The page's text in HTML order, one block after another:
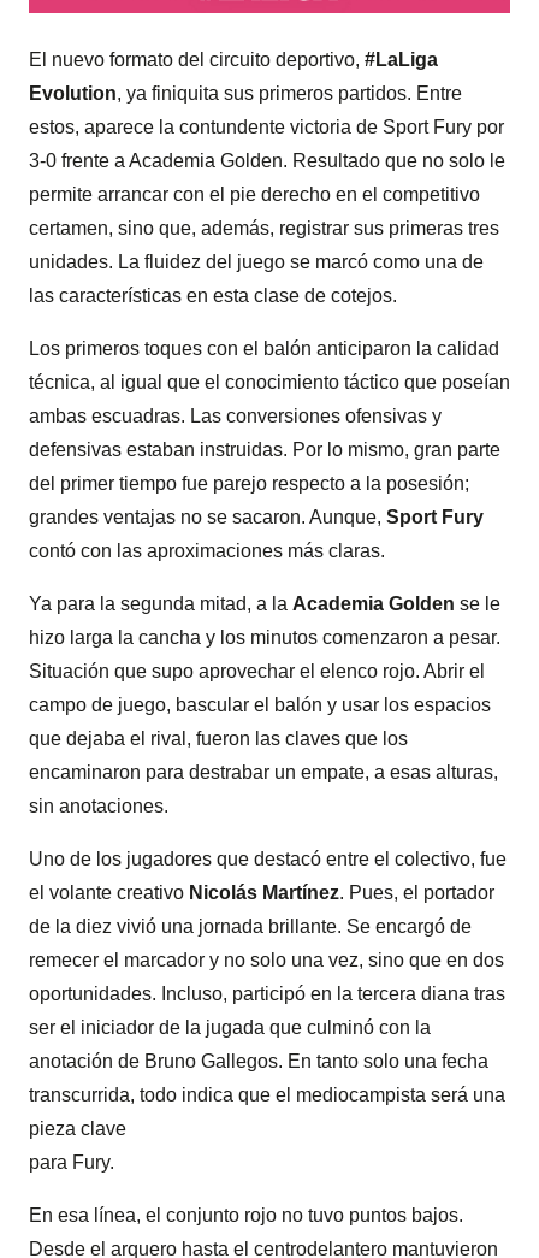
El nuevo formato del circuito deportivo, #LaLiga
Evolution, ya finiquita sus primeros partidos. Entre
estos, aparece la contundente victoria de Sport Fury por
3-0 frente a Academia Golden. Resultado que no solo le
permite arrancar con el pie derecho en el competitivo
certamen, sino que, además, registrar sus primeras tres
unidades. La fluidez del juego se marcó como una de
las características en esta clase de cotejos.
Los primeros toques con el balón anticiparon la calidad
técnica, al igual que el conocimiento táctico que poseían
ambas escuadras. Las conversiones ofensivas y
defensivas estaban instruidas. Por lo mismo, gran parte
del primer tiempo fue parejo respecto a la posesión;
grandes ventajas no se sacaron. Aunque, Sport Fury
contó con las aproximaciones más claras.
Ya para la segunda mitad, a la Academia Golden se le
hizo larga la cancha y los minutos comenzaron a pesar.
Situación que supo aprovechar el elenco rojo. Abrir el
campo de juego, bascular el balón y usar los espacios
que dejaba el rival, fueron las claves que los
encaminaron para destrabar un empate, a esas alturas,
sin anotaciones.
Uno de los jugadores que destacó entre el colectivo, fue
el volante creativo Nicolás Martínez. Pues, el portador
de la diez vivió una jornada brillante. Se encargó de
remecer el marcador y no solo una vez, sino que en dos
oportunidades. Incluso, participó en la tercera diana tras
ser el iniciador de la jugada que culminó con la
anotación de Bruno Gallegos. En tanto solo una fecha
transcurrida, todo indica que el mediocampista será una
pieza clave
para Fury.
En esa línea, el conjunto rojo no tuvo puntos bajos.
Desde el arquero hasta el centrodelantero mantuvieron